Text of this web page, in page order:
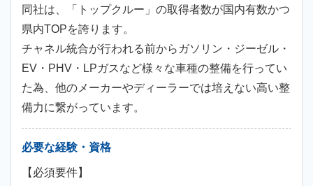
同社は、「トップクルー」の取得者数が国内有数かつ
県内TOPを誇ります。
チャネル統合が行われる前からガソリン・ジーゼル・
EV・PHV・LPガスなど様々な車種の整備を行ってい
た為、他のメーカーやディーラーでは培えない高い整
備力に繋がっています。
必要な経験・資格
【必須要件】